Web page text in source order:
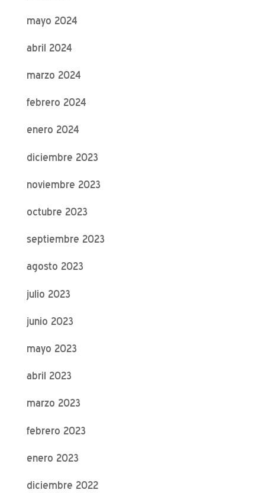
mayo 2024
abril 2024
marzo 2024
febrero 2024
enero 2024
diciembre 2023
noviembre 2023
octubre 2023
septiembre 2023
agosto 2023
julio 2023
junio 2023
mayo 2023
abril 2023
marzo 2023
febrero 2023
enero 2023
diciembre 2022